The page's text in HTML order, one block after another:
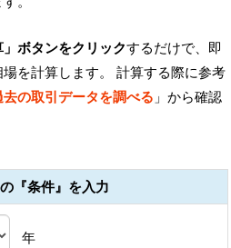
ボタンをクリックするだけで、即
を計算します。 計算する際に参考
去の取引データを調べる 」から確認
『条件』を入力
年